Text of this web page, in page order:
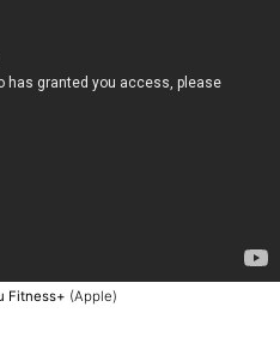
Fitness+ (Apple)